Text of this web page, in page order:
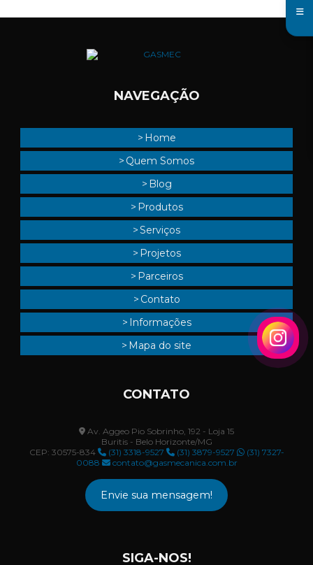
NAVEGAÇÃO
Home
Quem Somos
Blog
Produtos
Serviços
Projetos
Parceiros
Contato
Informações
Mapa do site
CONTATO
Av. Aggeo Pio Sobrinho, 192 - Loja 15
Buritis - Belo Horizonte/MG
CEP: 30575-834
(31) 3318-9527 (31) 3879-9527
(31) 7327-
0088
contato@gasmecanica.com.br
Envie sua mensagem!
SIGA-NOS!